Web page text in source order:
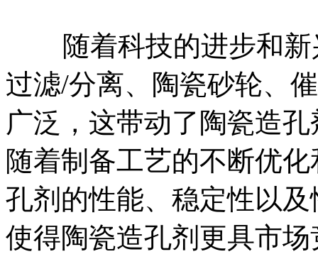
随着科技的进步和新
过滤/分离、陶瓷砂轮、
广泛，这带动了陶瓷造
随着制备工艺的不断优
孔剂的性能、稳定性以
使得陶瓷造孔剂更具市